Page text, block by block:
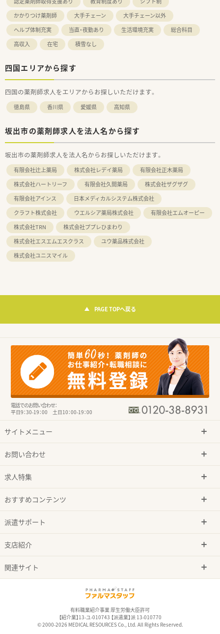
かかりつけ薬剤師
大手チェーン
大手チェーン以外
ヘルプ体制充実
当直・夜勤あり 生活環境充実
総合科目
高収入
在宅 積雪なし
四国エリアから探す
四国の薬剤師求人をエリアからお探しいただけます。
徳島県 香川県 愛媛県 高知県
坂出市の薬剤師求人を法人名から探す
坂出市の薬剤師求人を法人名からお探しいただけます。
有限会社辻上薬局 株式会社レデイ薬局
有限会社正木薬局
株式会社ハートリーフ
有限会社久間薬局
株式会社ザグザグ
有限会社アインス
日本メディカルシステム株式会社
クラフト株式会社
ウエルシア薬局株式会社
有限会社エムオーピー
株式会社TRN
株式会社ププレひまわり
株式会社エスエムエスクラス
ユウ薬品株式会社
株式会社ユニスマイル
PAGE TOPへ戻る
電話でのお問い合わせ：
平日9：30-19：00 土日10：00-19：00
サイトメニュー
お問い合わせ
求人特集
おすすめコンテンツ
派遣サポート
支店紹介
関連サイト
有料職業紹介事業 厚生労働大臣許可
【紹介業】13-ユ-010743 【派遣業】派 13-010770
© 2000-2026 MEDICAL RESOURCES Co., Ltd. All Rights Reserved.